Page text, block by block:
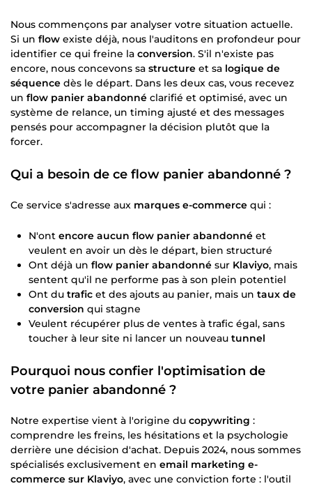
Nous commençons par analyser votre situation actuelle.
Si un flow existe déjà, nous l'auditons en profondeur pour
identifier ce qui freine la conversion. S'il n'existe pas
encore, nous concevons sa structure et sa logique de
séquence dès le départ. Dans les deux cas, vous recevez
un flow panier abandonné clarifié et optimisé, avec un
système de relance, un timing ajusté et des messages
pensés pour accompagner la décision plutôt que la
forcer.
Qui a besoin de ce flow panier abandonné ?
Ce service s'adresse aux marques e-commerce qui :
N'ont encore aucun flow panier abandonné et
veulent en avoir un dès le départ, bien structuré
Ont déjà un flow panier abandonné sur Klaviyo, mais
sentent qu'il ne performe pas à son plein potentiel
Ont du trafic et des ajouts au panier, mais un taux de
conversion qui stagne
Veulent récupérer plus de ventes à trafic égal, sans
toucher à leur site ni lancer un nouveau tunnel
Pourquoi nous confier l'optimisation de
votre panier abandonné ?
Notre expertise vient à l'origine du copywriting :
comprendre les freins, les hésitations et la psychologie
derrière une décision d'achat. Depuis 2024, nous sommes
spécialisés exclusivement en email marketing e-
commerce sur Klaviyo, avec une conviction forte : l'outil